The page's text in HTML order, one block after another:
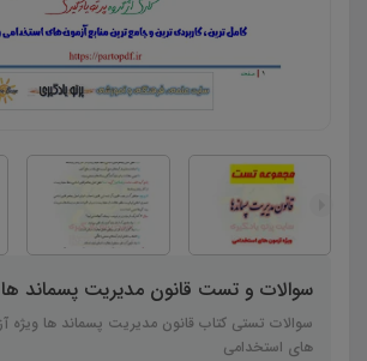
سوالات و تست قانون مدیریت پسماند ها
سوالات تستی کتاب قانون مدیریت پسماند ها ویژه
های استخدامی